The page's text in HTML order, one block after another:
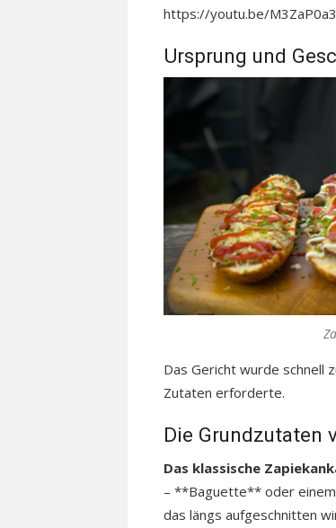
https://youtu.be/
Ursprung und
Das Gericht wurde schnell
Zutaten erforderte.
Die Grundzutaten
Das klassische
– **Baguette** oder einem
das längs aufgeschnitten